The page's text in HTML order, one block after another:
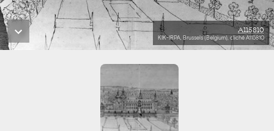
A115810
KIK-IRPA, Brussels (Belgium), cliché A115810